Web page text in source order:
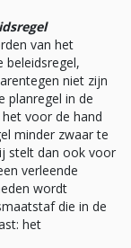
van het
beleidsregel,
niet zijn
planregel in de
voor de hand
minder zwaar te
stelt dan ook voor
verleende
wordt
die in de
het